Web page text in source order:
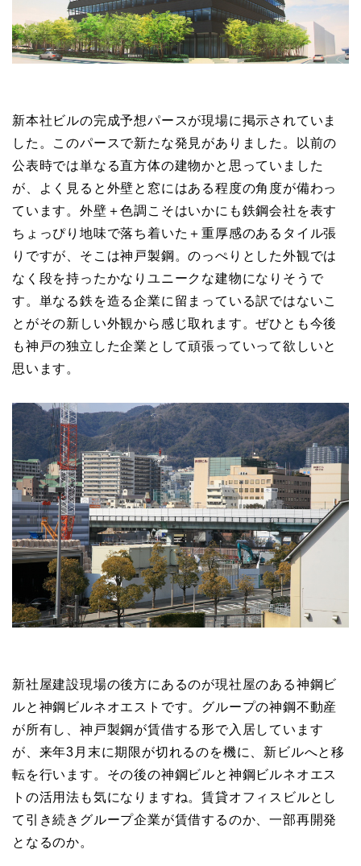
新本社ビルの完成予想パースが現場に掲示されていま
した。このパースで新たな発見がありました。以前の
公表時では単なる直方体の建物かと思っていました
が、よく見ると外壁と窓にはある程度の角度が備わっ
ています。外壁＋色調こそはいかにも鉄鋼会社を表す
ちょっぴり地味で落ち着いた＋重厚感のあるタイル張
りですが、そこは神戸製鋼。のっぺりとした外観では
なく段を持ったかなりユニークな建物になりそうで
す。単なる鉄を造る企業に留まっている訳ではないこ
とがその新しい外観から感じ取れます。ぜひとも今後
も神戸の独立した企業として頑張っていって欲しいと
思います。
新社屋建設現場の後方にあるのが現社屋のある神鋼ビ
ルと神鋼ビルネオエストです。グループの神鋼不動産
が所有し、神戸製鋼が賃借する形で入居しています
が、来年3月末に期限が切れるのを機に、新ビルへと移
転を行います。その後の神鋼ビルと神鋼ビルネオエス
トの活用法も気になりますね。賃貸オフィスビルとし
て引き続きグループ企業が賃借するのか、一部再開発
となるのか。